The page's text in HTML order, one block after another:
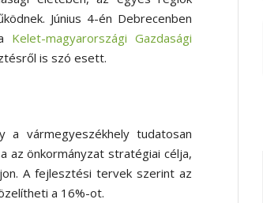
Június 4-én Debrecenben
Kelet-magyarországi Gazdasági
is szó esett.
a vármegyeszékhely tudatosan
az önkormányzat stratégiai célja,
A fejlesztési tervek szerint az
a 16%-ot.